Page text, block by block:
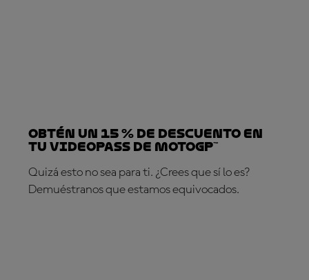
Obtén un 15 % de descuento en
tu VideoPass de MotoGP™
Quizá esto no sea para ti. ¿Crees que sí lo es?
Demuéstranos que estamos equivocados.